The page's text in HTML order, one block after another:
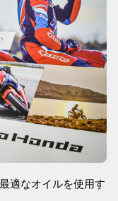
適なオイルを使用す